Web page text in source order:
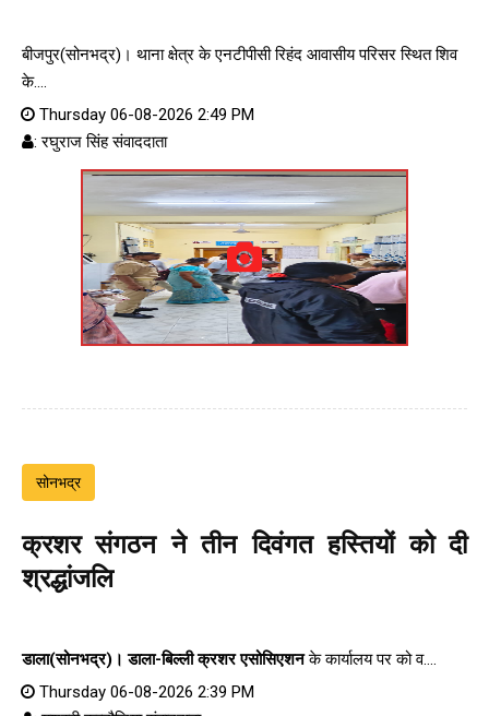
बीजपुर(सोनभद्र)। थाना क्षेत्र के एनटीपीसी रिहंद आवासीय परिसर स्थित शिव
के....
Thursday 06-08-2026 2:49 PM
: रघुराज सिंह संवाददाता
सोनभद्र
क्रशर संगठन ने तीन दिवंगत हस्तियों को दी
श्रद्धांजलि
डाला(सोनभद्र)। डाला-बिल्ली क्रशर एसोसिएशनके कार्यालय पर को व....
Thursday 06-08-2026 2:39 PM